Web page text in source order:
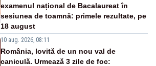
examenul național de Bacalaureat în
sesiunea de toamnă: primele rezultate, pe
18 august
10 aug. 2026, 08:11
România, lovită de un nou val de
caniculă. Urmează 3 zile de foc: